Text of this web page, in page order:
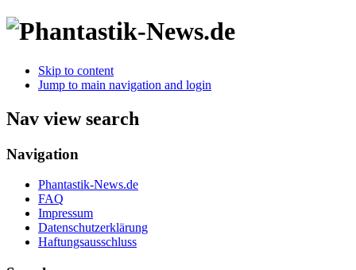
Skip to content
Jump to main navigation and login
Nav view search
Navigation
Phantastik-News.de
FAQ
Impressum
Datenschutzerklärung
Haftungsausschluss